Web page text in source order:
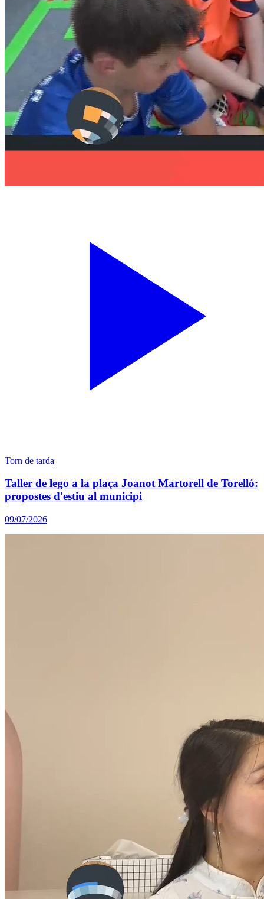
Torn de tarda
Taller de lego a la plaça Joanot Martorell de Torelló:
propostes d'estiu al municipi
09/07/2026